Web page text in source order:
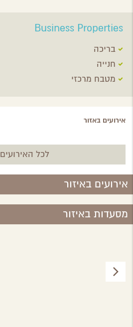
Business Properties
בריכה
חנייה
מטבח מרכזי
אירועים באזור
לכל האירועים
אירועים באיזור
מסעדות באיזור